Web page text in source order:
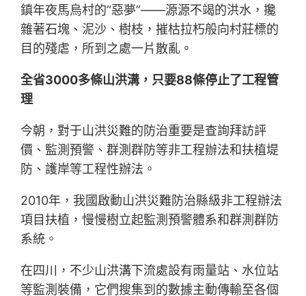
鎮年夜馬烏村的“惡夢”——源源不竭的洪水，攙
雜著石塊、泥沙、樹枝，摧枯拉朽般向村莊標的
目的殘虐，所到之處一片散亂。
全省3000多條山洪溝，只要88條停止了工程管
理
今朝，對于山洪災難的防治重要是查詢拜訪評
價、監測預警、群測群防等非工程辦法和扶植堤
防、護岸等工程性辦法。
2010年，我國啟動山洪災難防治縣級非工程辦法
項目扶植，慢慢樹立起監測預警體系和群測群防
系統。
在四川，不少山洪溝下流處設有雨量站、水位站
等監測裝備，它們搜集到的數據主動傳輸至各個